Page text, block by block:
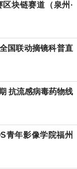
块链赛道（泉州·
国联动摘镜科普直
抗流感病毒药物线
青年影像学院福州